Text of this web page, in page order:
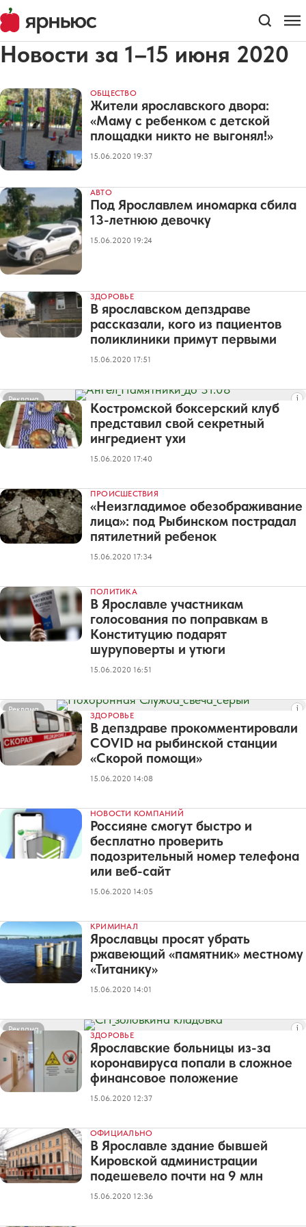
Новости за 1–15 июня 2020
ОБЩЕСТВО
Жители ярославского двора:
«Маму с ребенком с детской
площадки никто не выгонял!»
15.06.2020 19:37
АВТО
Под Ярославлем иномарка сбила
13-летнюю девочку
15.06.2020 19:24
ЗДОРОВЬЕ
В ярославском депздраве
рассказали, кого из пациентов
поликлиники примут первыми
15.06.2020 17:51
Реклама
Костромской боксерский клуб
представил свой секретный
ингредиент ухи
15.06.2020 17:40
ПРОИСШЕСТВИЯ
«Неизгладимое обезображивание
лица»: под Рыбинском пострадал
пятилетний ребенок
15.06.2020 17:34
ПОЛИТИКА
В Ярославле участникам
голосования по поправкам в
Конституцию подарят
шуруповерты и утюги
15.06.2020 16:51
Реклама
ЗДОРОВЬЕ
В депздраве прокомментировали
COVID на рыбинской станции
«Скорой помощи»
15.06.2020 14:08
НОВОСТИ КОМПАНИЙ
Россияне смогут быстро и
бесплатно проверить
подозрительный номер телефона
или веб-сайт
15.06.2020 14:05
КРИМИНАЛ
Ярославцы просят убрать
ржавеющий «памятник» местному
«Титанику»
15.06.2020 14:01
Реклама
ЗДОРОВЬЕ
Ярославские больницы из-за
коронавируса попали в сложное
финансовое положение
15.06.2020 12:37
ОФИЦИАЛЬНО
В Ярославле здание бывшей
Кировской администрации
подешевело почти на 9 млн
15.06.2020 12:36